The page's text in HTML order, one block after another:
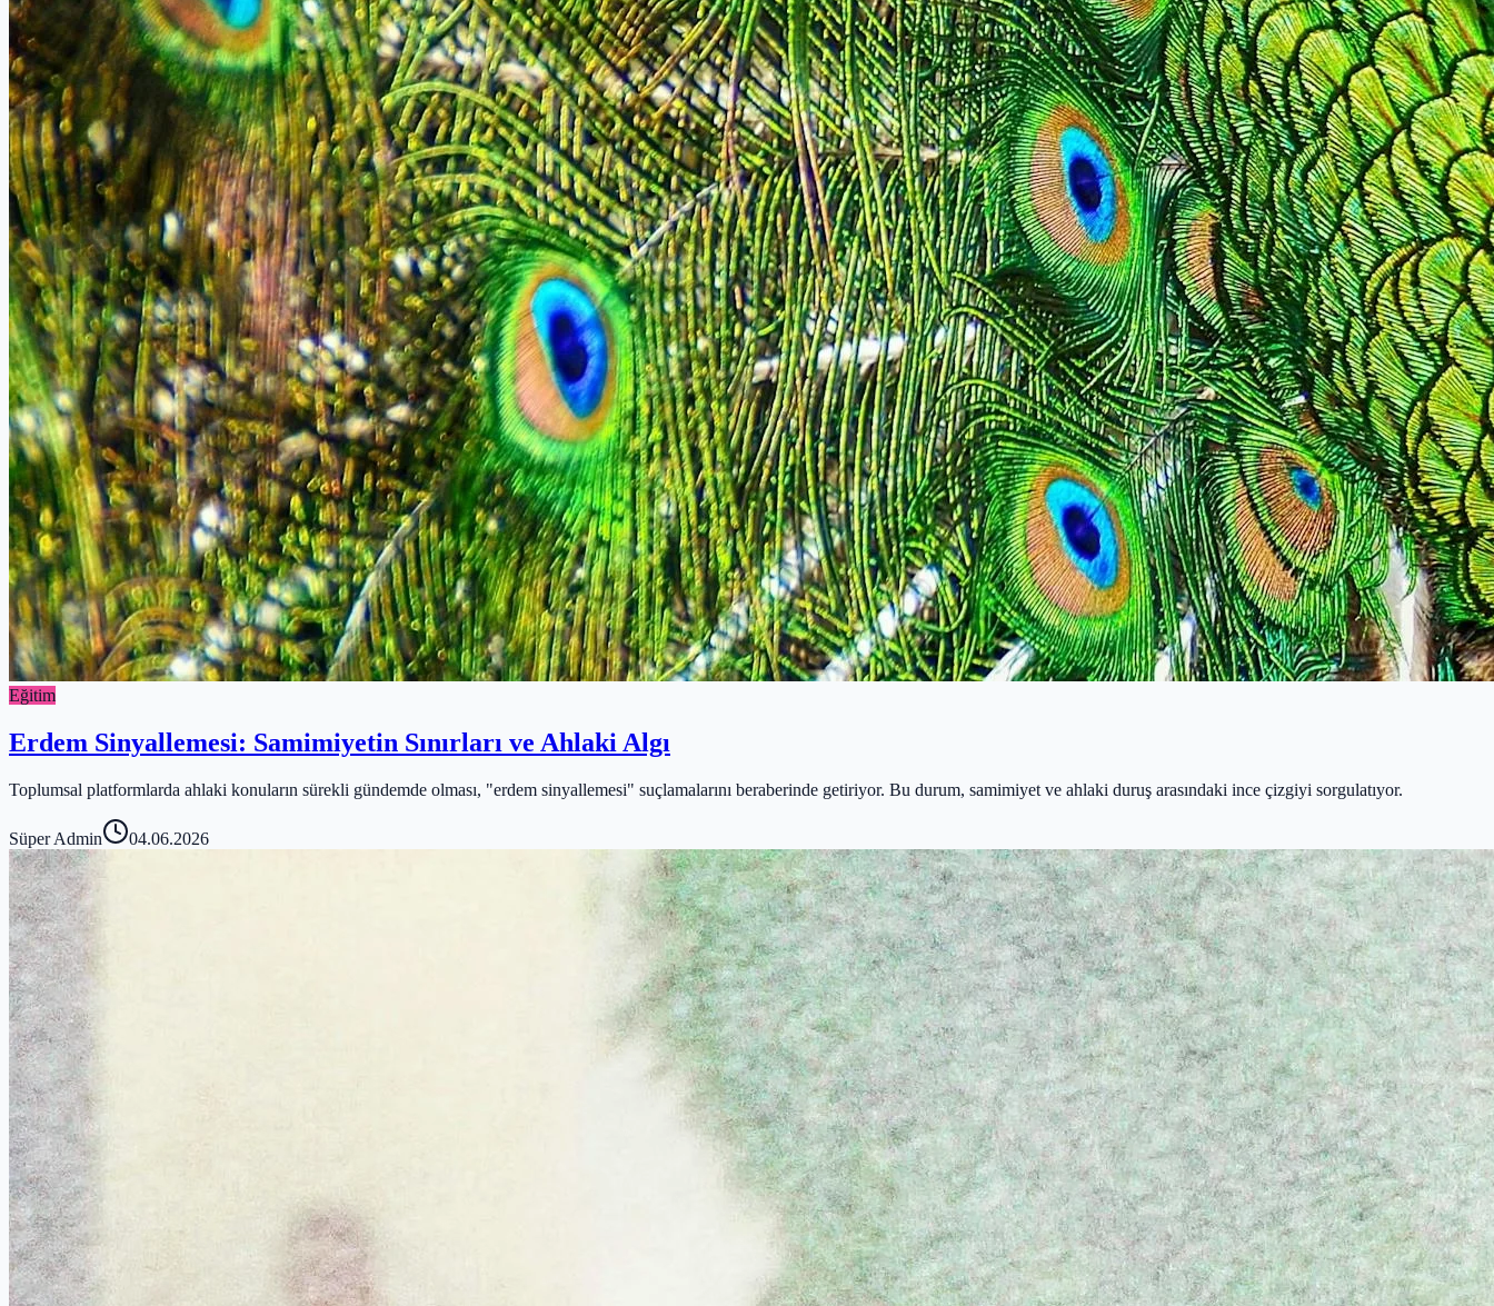
Eğitim
Erdem Sinyallemesi: Samimiyetin Sınırları ve Ahlaki Algı
Toplumsal platformlarda ahlaki konuların sürekli gündemde olması, "erdem sinyallemesi" suçlamalarını beraberinde getiriyor. Bu durum, samimiyet ve ahlaki duruş arasındaki ince çizgiyi sorgulatıyor.
Süper Admin 04.06.2026